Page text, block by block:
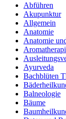
Abführen
Akupunktur
Allgemein
Anatomie
Anatomie
Ayurveda
Bachblüten
Balneologie
Bäume